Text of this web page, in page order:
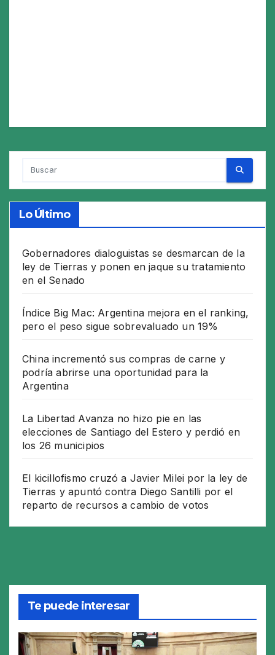
Lo Último
Gobernadores dialoguistas se desmarcan de la
ley de Tierras y ponen en jaque su tratamiento
en el Senado
Índice Big Mac: Argentina mejora en el ranking,
pero el peso sigue sobrevaluado un 19%
China incrementó sus compras de carne y
podría abrirse una oportunidad para la
Argentina
La Libertad Avanza no hizo pie en las
elecciones de Santiago del Estero y perdió en
los 26 municipios
El kicillofismo cruzó a Javier Milei por la ley de
Tierras y apuntó contra Diego Santilli por el
reparto de recursos a cambio de votos
Te puede interesar